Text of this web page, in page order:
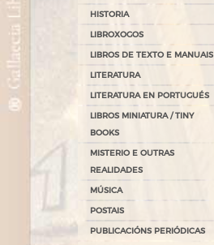
HISTORIA
LIBROXOGOS
LIBROS DE TEXTO E MANUAIS
LITERATURA
LITERATURA EN PORTUGUÉS
LIBROS MINIATURA / TINY
BOOKS
MISTERIO E OUTRAS
REALIDADES
MÚSICA
POSTAIS
PUBLICACIÓNS PERIÓDICAS